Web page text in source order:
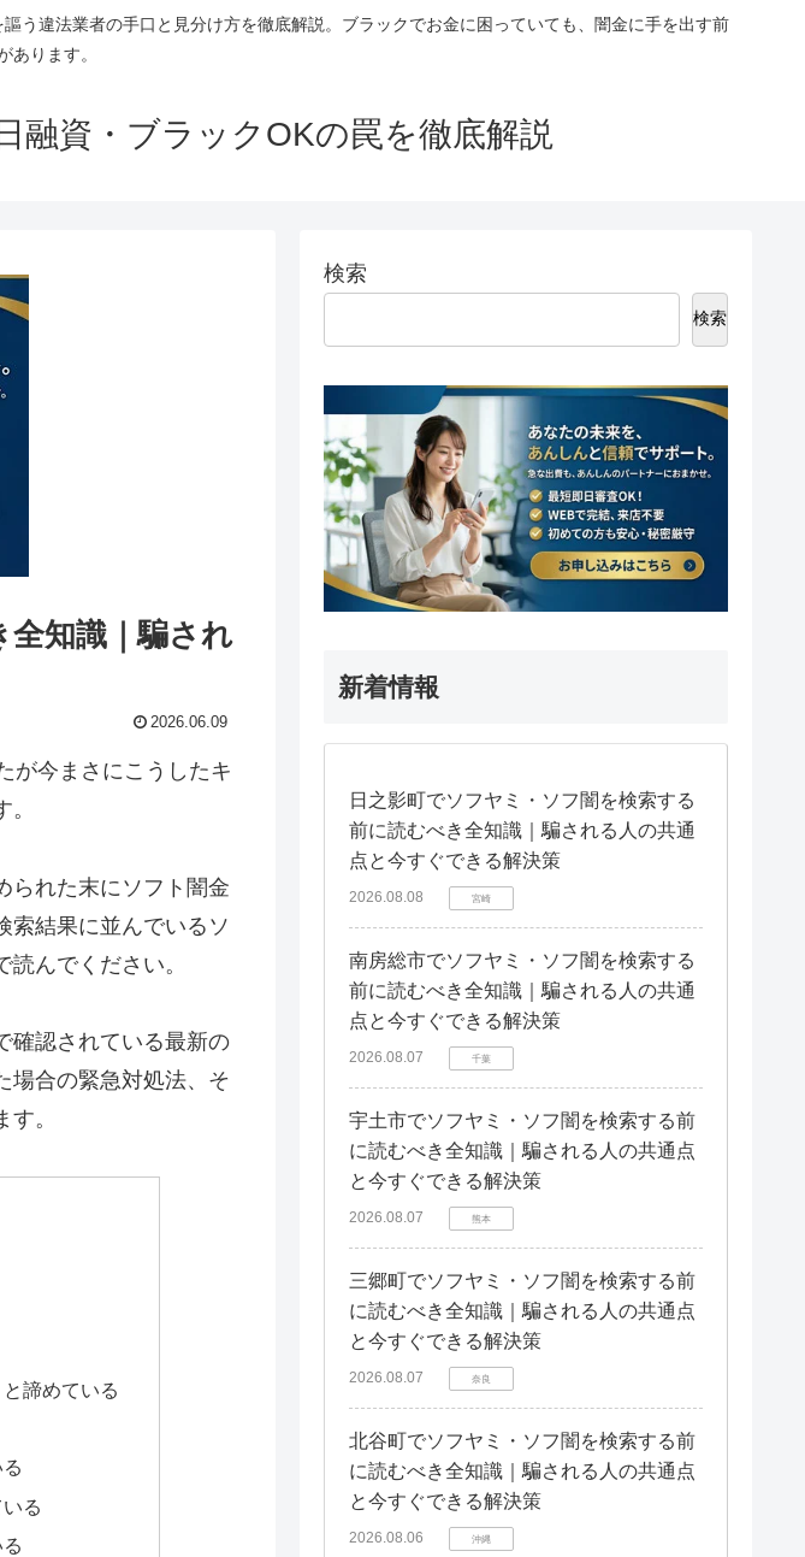
う違法業者の手口と見分け方を徹底解説。ブラックでお金に困っていても、闇金に手を出す前
あります。
融資・ブラックOKの罠を徹底解説
知識｜騙され
2026.06.09
が今まさにこうしたキ
られた末にソフト闇金
索結果に並んでいるソ
んでください。
確認されている最新の
場合の緊急対処法、そ
。
諦めている
る
検索
検索
新着情報
日之影町でソフヤミ・ソフ闇を検索する
前に読むべき全知識｜騙される人の共通
点と今すぐできる解決策
2026.08.08 宮崎
南房総市でソフヤミ・ソフ闇を検索する
前に読むべき全知識｜騙される人の共通
点と今すぐできる解決策
2026.08.07 千葉
宇土市でソフヤミ・ソフ闇を検索する前
に読むべき全知識｜騙される人の共通点
と今すぐできる解決策
2026.08.07 熊本
三郷町でソフヤミ・ソフ闇を検索する前
に読むべき全知識｜騙される人の共通点
と今すぐできる解決策
2026.08.07 奈良
北谷町でソフヤミ・ソフ闇を検索する前
に読むべき全知識｜騙される人の共通点
と今すぐできる解決策
2026.08.06 沖縄